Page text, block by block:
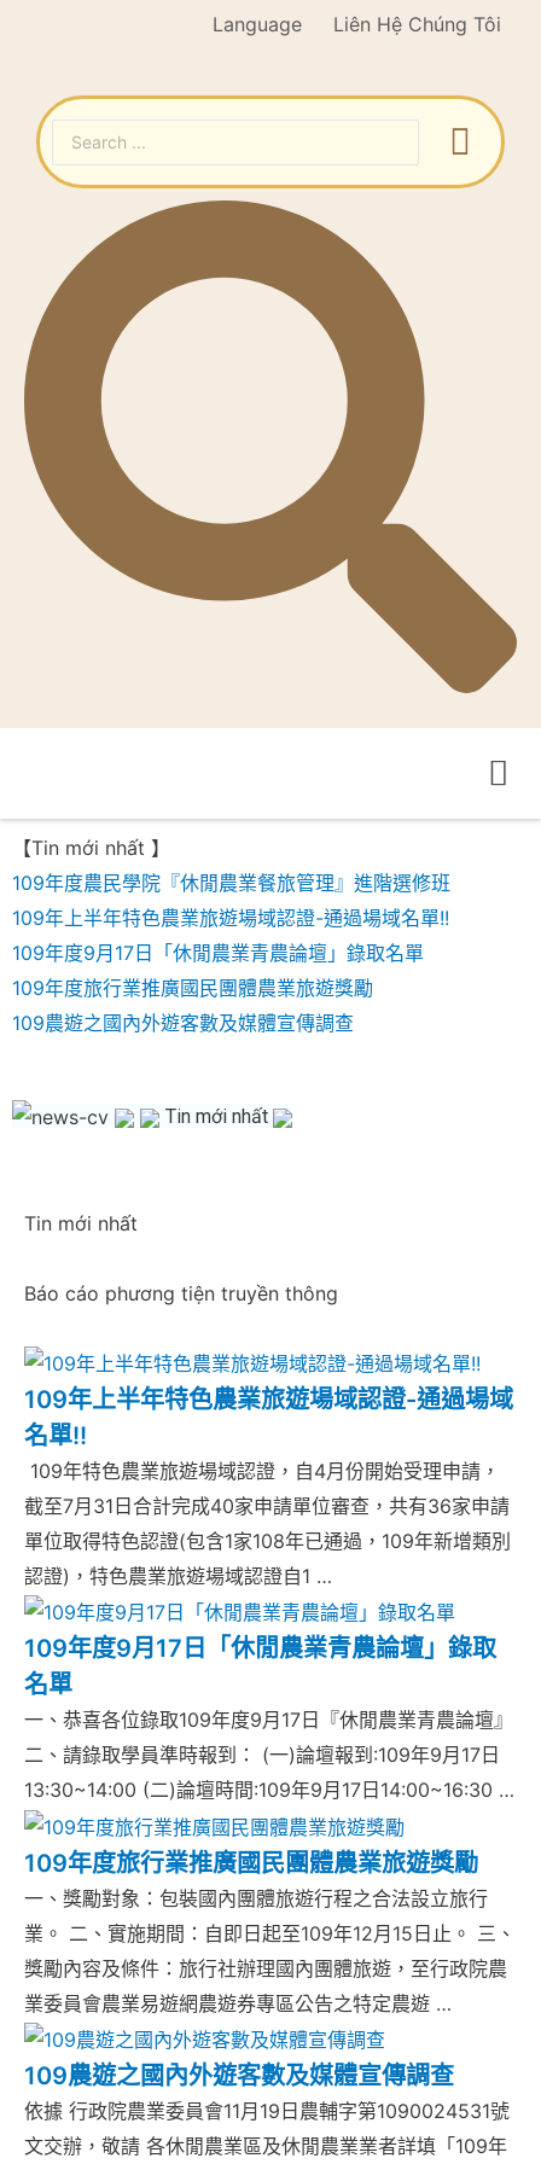
Language Liên Hệ Chúng Tôi
【Tin mới nhất 】
109年度農民學院『休閒農業餐旅管理』進階選修班
109年上半年特色農業旅遊場域認證-通過場域名單!!
109年度9月17日「休閒農業青農論壇」錄取名單
109年度旅行業推廣國民團體農業旅遊獎勵
109農遊之國內外遊客數及媒體宣傳調查
Tin mới nhất
Tin mới nhất
Báo cáo phương tiện truyền thông
109年上半年特色農業旅遊場域認證-通過場域
名單!!
109年特色農業旅遊場域認證，自4月份開始受理申請，
截至7月31日合計完成40家申請單位審查，共有36家申請
單位取得特色認證(包含1家108年已通過，109年新增類別
認證)，特色農業旅遊場域認證自1 …
109年度9月17日「休閒農業青農論壇」錄取
名單
一、恭喜各位錄取109年度9月17日『休閒農業青農論壇』
二、請錄取學員準時報到： (一)論壇報到:109年9月17日
13:30~14:00 (二)論壇時間:109年9月17日14:00~16:30 …
109年度旅行業推廣國民團體農業旅遊獎勵
一、獎勵對象：包裝國內團體旅遊行程之合法設立旅行
業。 二、實施期間：自即日起至109年12月15日止。 三、
獎勵內容及條件：旅行社辦理國內團體旅遊，至行政院農
業委員會農業易遊網農遊券專區公告之特定農遊 …
109農遊之國內外遊客數及媒體宣傳調查
依據 行政院農業委員會11月19日農輔字第1090024531號
文交辦，敬請 各休閒農業區及休閒農業業者詳填「109年